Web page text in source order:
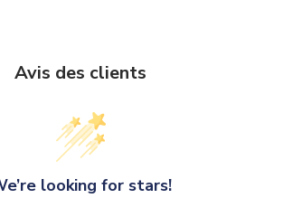
Avis des clients
looking for stars!